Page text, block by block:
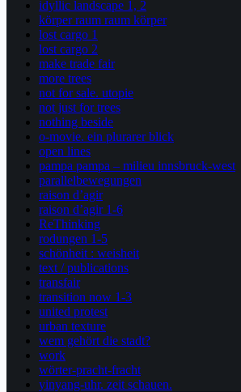
idyllic landscape 1, 2
körper raum raum körper
lost cargo 1
lost cargo 2
make trade fair
more trees
not for sale. utopie
not just for trees
nothing beside
o-movie. ein plurarer blick
open lines
pampa pampa – milieu innsbruck-west
parallelbewegungen
raison d’agir
raison d’agir 1-6
ReThinking
rodungen 1-5
schönheit : weisheit
text / publications
transfair
transition now 1-3
united protest
urban texture
wem gehört die stadt?
work
wörter-pracht-fracht
yinyang-uhr. zeit schauen.